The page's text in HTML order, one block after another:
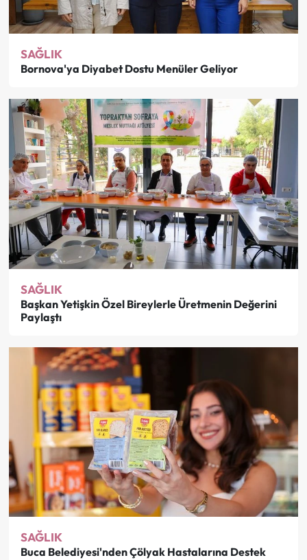
SAĞLIK
Bornova'ya Diyabet Dostu Menüler Geliyor
SAĞLIK
Başkan Yetişkin Özel Bireylerle Üretmenin Değerini
Paylaştı
SAĞLIK
Buca Belediyesi'nden Çölyak Hastalarına Destek